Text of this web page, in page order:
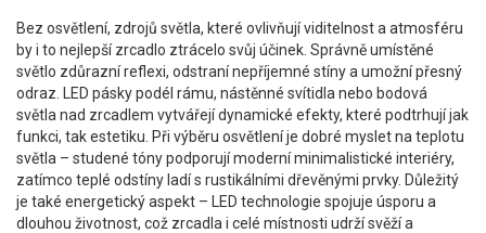
Bez osvětlení, zdrojů světla, které ovlivňují viditelnost a atmosféru
by i to nejlepší zrcadlo ztrácelo svůj účinek. Správně umístěné
světlo zdůrazní reflexi, odstraní nepříjemné stíny a umožní přesný
odraz. LED pásky podél rámu, nástěnné svítidla nebo bodová
světla nad zrcadlem vytvářejí dynamické efekty, které podtrhují jak
funkci, tak estetiku. Při výběru osvětlení je dobré myslet na teplotu
světla – studené tóny podporují moderní minimalistické interiéry,
zatímco teplé odstíny ladí s rustikálními dřevěnými prvky. Důležitý
je také energetický aspekt – LED technologie spojuje úsporu a
dlouhou životnost, což zrcadla i celé místnosti udrží svěží a